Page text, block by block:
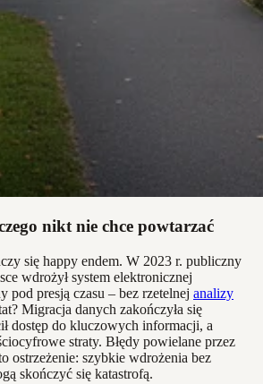
nikt nie chce powtarzać
się happy endem. W 2023 r. publiczny
wdrożył system elektronicznej
pod presją czasu – bez rzetelnej analizy
Migracja danych zakończyła się
dostęp do kluczowych informacji, a
straty. Błędy powielane przez
ostrzeżenie: szybkie wdrożenia bez
skończyć się katastrofą.